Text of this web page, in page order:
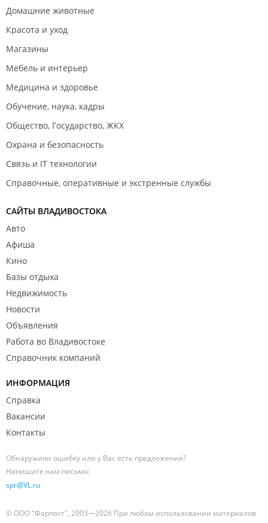
Домашние животные
Красота и уход
Магазины
Мебель и интерьер
Медицина и здоровье
Обучение, наука, кадры
Общество, Государство, ЖКХ
Охрана и безопасность
Связь и IT технологии
Справочные, оперативные и экстренные службы
САЙТЫ ВЛАДИВОСТОКА
Авто
Афиша
Кино
Базы отдыха
Недвижимость
Новости
Объявления
Работа во Владивостоке
Справочник компаний
ИНФОРМАЦИЯ
Справка
Вакансии
Контакты
Обнаружили ошибку или у Вас есть предложения?
Напишите нам письмо:
spr@VL.ru
© ООО "Фарпост", 2003—2026 При любом использовании материалов